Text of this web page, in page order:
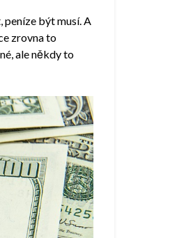
peníze být musí. A
zrovna to
ale někdy to